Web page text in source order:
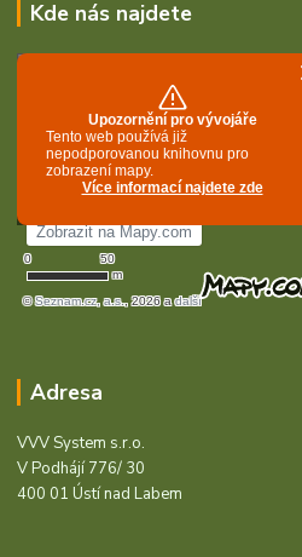
Kde nás najdete
Adresa
VVV System s.r.o.
V Podhájí 776/ 30
400 01 Ústí nad Labem